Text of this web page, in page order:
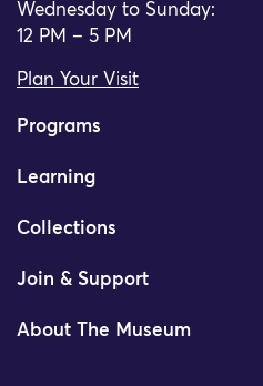
Wednesday to Sunday:
12 PM – 5 PM
Plan Your Visit
Programs
Learning
Collections
Join & Support
About The Museum